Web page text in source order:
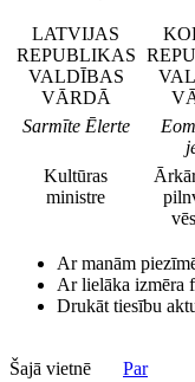
LATVIJAS
REPUBLIKAS
VALDĪBAS
VĀRDĀ
Sarmīte Ēlerte
Kultūras
ministre
Ar manām
Ar lielāka izmēra
Drukāt tiesību
Šajā vietnē
Par